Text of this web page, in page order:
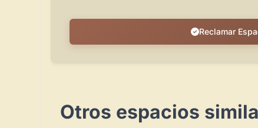
Reclamar
Otros espacios